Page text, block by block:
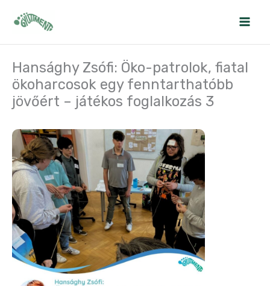
Hansághy Zsófi: Öko-patrolok, fiatal
ökoharcosok egy fenntarthatóbb
jövőért – játékos foglalkozás 3